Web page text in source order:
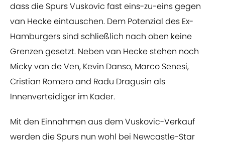
dass die Spurs Vuskovic fast eins-zu-eins gegen
van Hecke eintauschen. Dem Potenzial des Ex-
Hamburgers sind schließlich nach oben keine
Grenzen gesetzt. Neben van Hecke stehen noch
Micky van de Ven, Kevin Danso, Marco Senesi,
Cristian Romero and Radu Dragusin als
Innenverteidiger im Kader.
Mit den Einnahmen aus dem Vuskovic-Verkauf
werden die Spurs nun wohl bei Newcastle-Star